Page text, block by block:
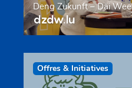
Deng Zukunft – Däi Wee
dzdw.lu
Offres & Initiatives